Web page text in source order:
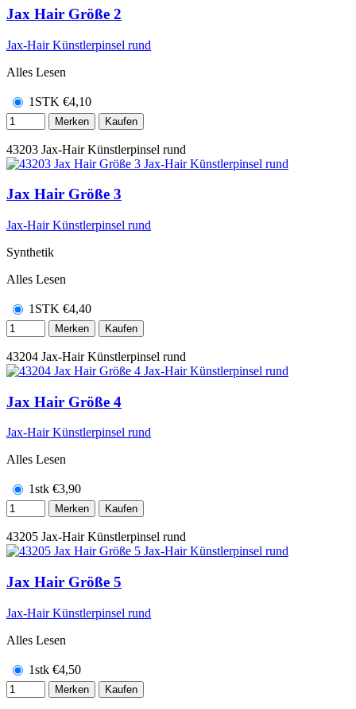
Jax Hair Größe 2
Jax-Hair Künstlerpinsel rund
Alles Lesen
1STK €4,10
Merken Kaufen
43203 Jax-Hair Künstlerpinsel rund
Jax Hair Größe 3
Jax-Hair Künstlerpinsel rund
Synthetik
Alles Lesen
1STK €4,40
Merken Kaufen
43204 Jax-Hair Künstlerpinsel rund
Jax Hair Größe 4
Jax-Hair Künstlerpinsel rund
Alles Lesen
1stk €3,90
Merken Kaufen
43205 Jax-Hair Künstlerpinsel rund
Jax Hair Größe 5
Jax-Hair Künstlerpinsel rund
Alles Lesen
1stk €4,50
Merken Kaufen